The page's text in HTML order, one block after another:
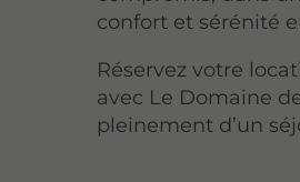
confort et sérénité
Réservez votre
avec Le Domaine
pleinement d’un